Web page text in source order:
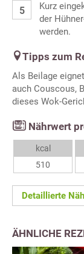
Kurz
der
werden.
Tipps zum
Als Beilage
auch Couscous,
dieses Wok-
Nährwert
kcal
510
Detaillierte
ÄHNLICHE